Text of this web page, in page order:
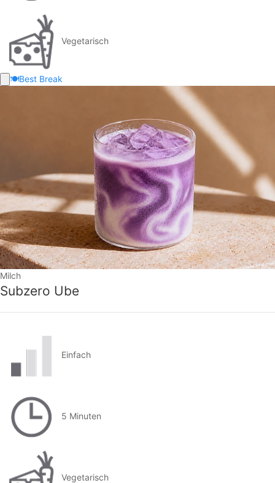
Vegetarisch
🍽️Best Break
Milch
Subzero Ube
Einfach
5 Minuten
Vegetarisch